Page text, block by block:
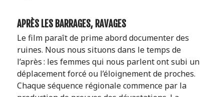
APRÈS LES BARRAGES, RAVAGES
Le film paraît de prime abord documenter des
ruines. Nous nous situons dans le temps de
l’après : les femmes qui nous parlent ont subi un
déplacement forcé ou l’éloignement de proches.
Chaque séquence régionale commence par la